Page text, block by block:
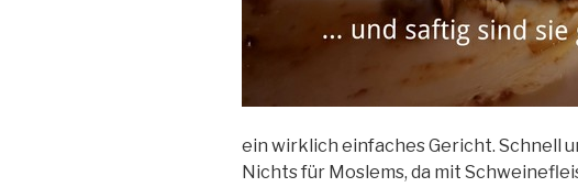
ein wirklich einfaches Gericht. Schnell
Nichts für Moslems, da mit